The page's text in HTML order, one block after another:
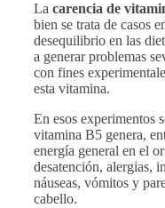
La carencia de
bien se trata de casos
desequilibrio en las
a generar problemas
con fines
esta vitamina.
En esos experimentos
vitamina B5 genera,
energía general en el
desatención, alergias,
náuseas, vómitos y
cabello.